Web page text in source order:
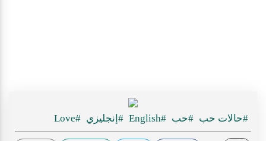
#حالات حب #حب #English #إنجليزي #Love